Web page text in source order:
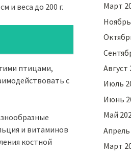
и веса до 200 г.
птицами,
с
и витаминов
костной
Март
Август
Июль
Июнь
Май
Апрель
Март